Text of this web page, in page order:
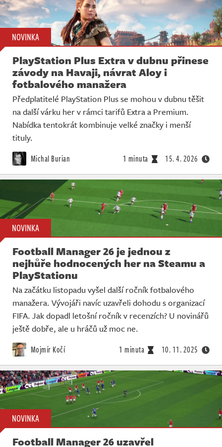
NOVINKA
PlayStation Plus Extra v dubnu přinese
závody na Havaji, návrat Aloy i
fotbalového manažera
Předplatitelé PlayStation Plus se mohou v dubnu těšit
na další várku her v rámci tarifů Extra a Premium.
Nabídka tentokrát kombinuje velké značky i menší
tituly.
Michal Burian 1 minuta 15. 4. 2026
NOVINKA
Football Manager 26 je jednou z
nejhůře hodnocených her na Steamu a
PlayStationu
Na začátku listopadu vyšel další ročník fotbalového
manažera. Vývojáři navíc uzavřeli dohodu s organizací
FIFA. Jak dopadl letošní ročník v recenzích? U novinářů
ještě dobře, ale u hráčů už moc ne.
Mojmír Kočí 1 minuta 10. 11. 2025
NOVINKA
Football Manager 26 uzavřel